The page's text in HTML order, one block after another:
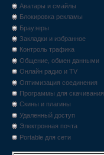
Аватары и смайлы
Блокировка рекламы
Браузеры
Закладки и избранное
Контроль трафика
Общение, обмен данными
Онлайн радио и TV
Оптимизация соединения
Программы для скачивания
Скины и плагины
Удаленный доступ
Электронная почта
Portable для сети